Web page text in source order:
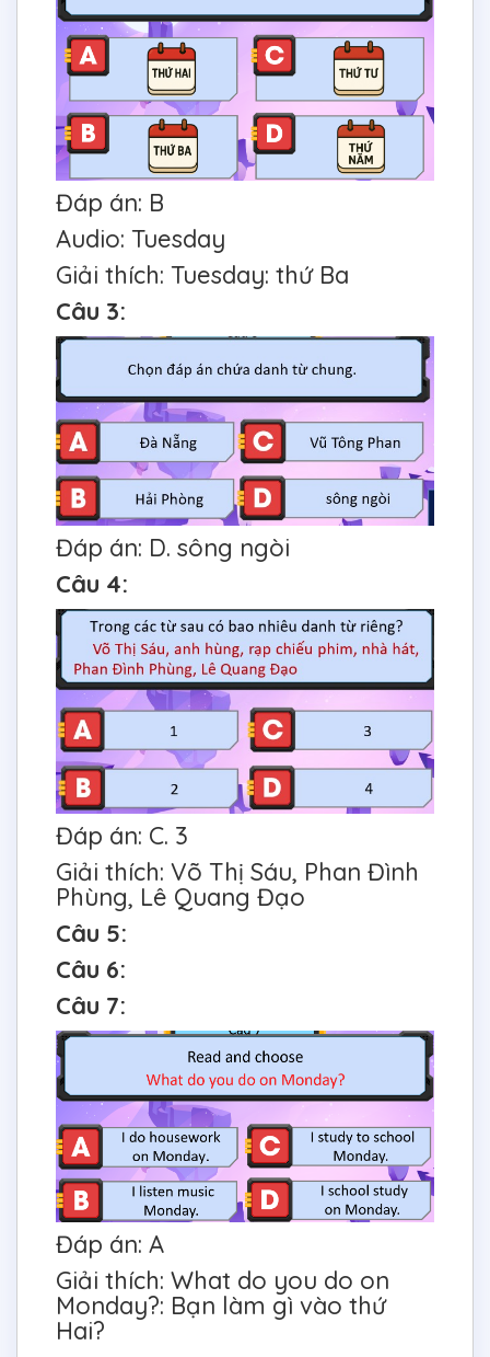
Đáp án: B
Audio: Tuesday
Giải thích: Tuesday: thứ Ba
Câu 3:
Đáp án: D. sông ngòi
Câu 4:
Đáp án: C. 3
Giải thích: Võ Thị Sáu, Phan Đình
Phùng, Lê Quang Đạo
Câu 5:
Câu 6:
Câu 7:
Đáp án: A
Giải thích: What do you do on
Monday?: Bạn làm gì vào thứ
Hai?